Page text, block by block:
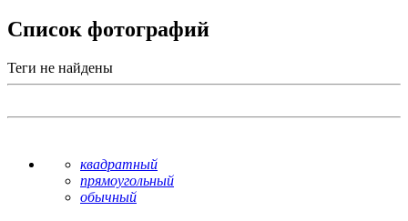
Список фотографий
Теги не найдены
квадратный
прямоугольный
обычный